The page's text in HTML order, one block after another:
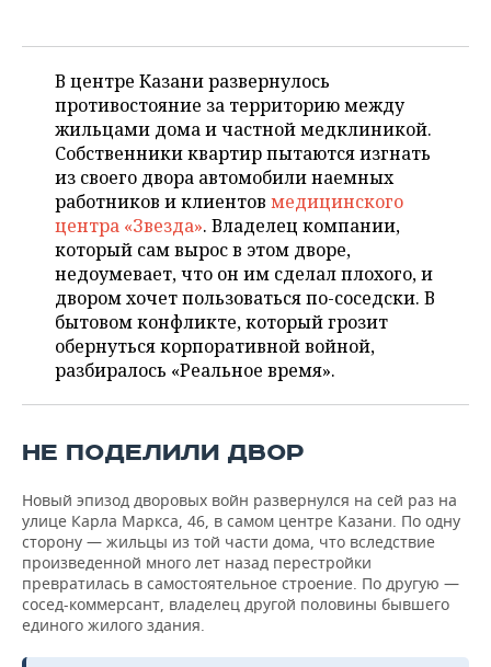
ОТКРЫТАЯ ЛЕКЦИЯ
БАСКЕТБОЛ
ВОЛЕЙБОЛ
КИБЕРСПОРТ
ФИГУРНОЕ КАТАНИЕ
ВОДНЫЕ ВИДЫ СПОРТА
ХОККЕЙ С МЯЧОМ
ИНФРАСТРУКТУРА
ИСТОРИЯ
КУЛЬТУРА
МЕДИЦИНА
ОБРАЗОВАНИЕ
ПРОИСШЕСТВИЯ
СПРАВОЧНИК
СПИСОК ПЕРСОН
СПИСОК КОМПАНИЙ
ПОЛНАЯ ВЕРСИЯ
В центре Казани развернулось
противостояние за территорию между
жильцами дома и частной медклиникой.
Собственники квартир пытаются изгнать
из своего двора автомобили наемных
работников и клиентов медицинского
центра «Звезда». Владелец компании,
который сам вырос в этом дворе,
недоумевает, что он им сделал плохого, и
двором хочет пользоваться по-соседски. В
бытовом конфликте, который грозит
обернуться корпоративной войной,
разбиралось «Реальное время».
НЕ ПОДЕЛИЛИ ДВОР
Новый эпизод дворовых войн развернулся на сей раз на
улице Карла Маркса, 46, в самом центре Казани. По одну
сторону — жильцы из той части дома, что вследствие
произведенной много лет назад перестройки
превратилась в самостоятельное строение. По другую —
сосед-коммерсант, владелец другой половины бывшего
единого жилого здания.